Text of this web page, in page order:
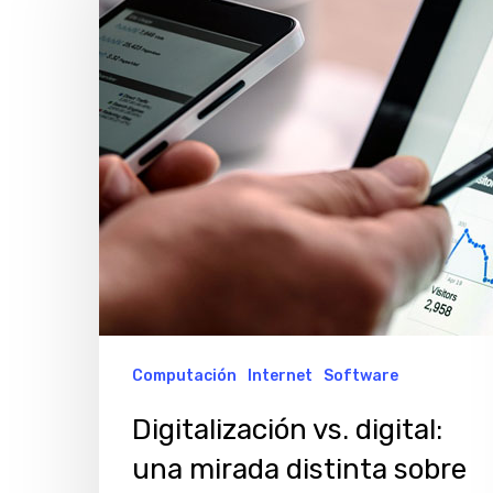
digital:
una
mirada
distinta
sobre
la
transformación
Computación Internet Software
Digitalización vs. digital:
una mirada distinta sobre